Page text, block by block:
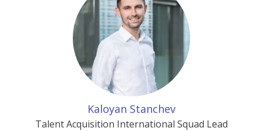
Kaloyan Stanchev
Talent Acquisition International Squad Lead